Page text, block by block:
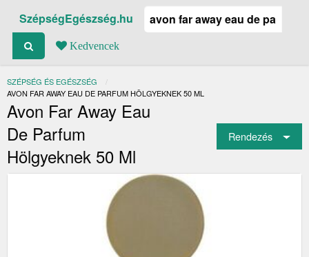
SzépségEgészség.hu
Kedvencek
SZÉPSÉG ÉS EGÉSZSÉG
JELENLEGI:
AVON FAR AWAY EAU DE PARFUM HÖLGYEKNEK 50 ML
Avon Far Away Eau
De Parfum
Hölgyeknek 50 Ml
Rendezés